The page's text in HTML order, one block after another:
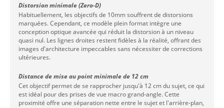
Distorsion minimale (Zero-D)
Habituellement, les objectifs de 10mm souffrent de distorsions
marquées. Cependant, ce modèle plein format intègre une
conception optique avancée qui réduit la distorsion à un niveau
quasi nul. Les lignes droites restent fidèles à la réalité, offrant des
images d'architecture impeccables sans nécessiter de corrections
ultérieures.
Distance de mise au point minimale de 12 cm
Cet objectif permet de se rapprocher jusqu'à 12 cm du sujet, ce qui
est idéal pour des prises de vue macro grand-angle. Cette
proximité offre une séparation nette entre le sujet et l'arrière-plan,